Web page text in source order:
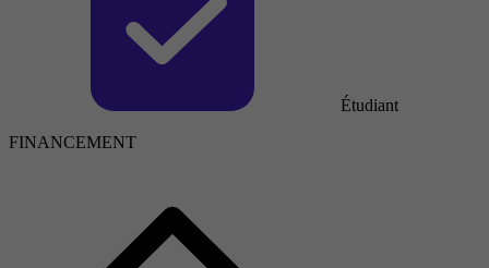
Étudiant
FINANCEMENT